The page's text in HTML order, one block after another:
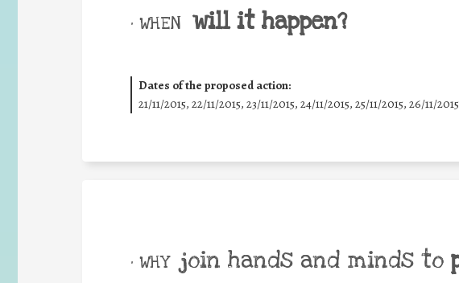
• WHEN will it happen?
Dates of the proposed action:
21/11/2015, 22/11/2015, 23/11/2015, 24/11/2015, 25/11/2015, 26/11/
• WHY join hands and minds to